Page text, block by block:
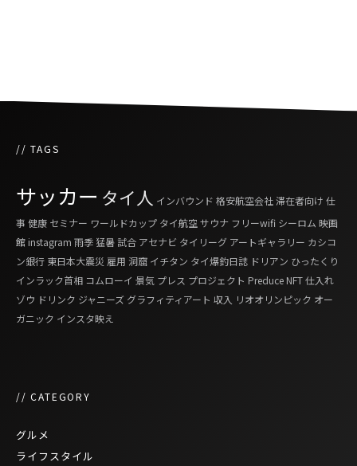
// TAGS
サッカー タイ人 インバウンド 格安航空会社滞在者向け 仕
事 健康 セミナー ワールドカップ タイ航空 サウナ フリーwifi シーロム 映画
館instagram 雨季 猛暑試合 アセナビ タイリーグ アートギャラリー カシコ
ン銀行 東日本大震災 雇用 洞窟 イチタン タイ爆釣日誌 ドリアン ひったくり
インラック首相 コムローイ 景気 プレス プロジェクト Preduce NFT仕入れ
ゾウ ドリンク ジャニーズ グラフィティアート 収入 リオオリンピック オー
ガニック インスタ映え
// CATEGORY
グルメ
ライフスタイル